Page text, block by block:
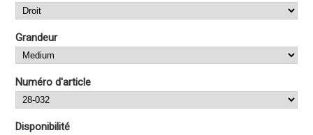
Grandeur
Numéro d'article
Disponibilité